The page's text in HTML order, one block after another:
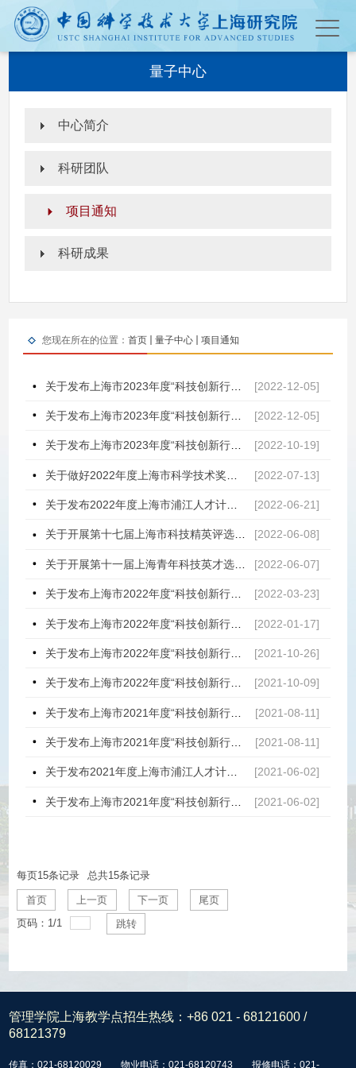
量子中心
中心简介
科研团队
项目通知
科研成果
您现在所在的位置：首页 量子中心 项目通知
[2022-12-05]
[2022-12-05]
关于发布上海市2023年度“科技创新行动计划”启明星项目申报指南的通知 [2022-10-19]
[2022-07-13]
[2022-06-21]
关于开展第十七届上海市科技精英评选表彰工作的通知 [2022-06-08]
[2022-06-07]
[2022-03-23]
[2022-01-17]
[2021-10-26]
关于发布上海市2022年度“科技创新行动计划”自然科学基金项目申报指南的通知 [2021-10-09]
[2021-08-11]
[2021-08-11]
关于发布2021年度上海市浦江人才计划申请指南的通知 [2021-06-02]
[2021-06-02]
每页15条记录 总共15条记录
首页 上一页 下一页
尾页
页码： 1/1 跳转
管理学院上海教学点招生热线：+86 021 - 68121600 /
68121379
传真：021-68120029 物业电话：021-68120743 报修电话：021-